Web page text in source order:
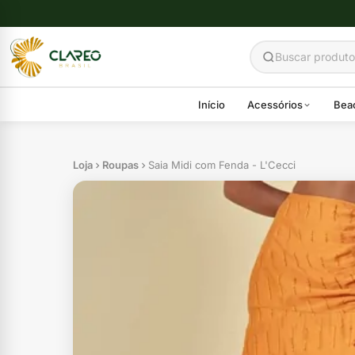
Início Acessórios
Loja Roupas Saia Midi com Fenda - L'Cecci